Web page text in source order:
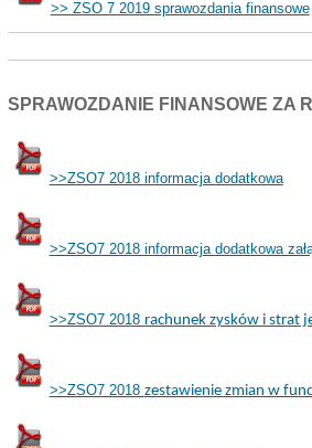
>> ZSO 7 2019 sprawozdania finansowe
SPRAWOZDANIE FINANSOWE ZA
>>ZSO7 2018 informacja dodatkowa
>>ZSO7 2018 informacja dodatkowa
>>ZSO7 2018 rachunek zysków i strat
>>ZSO7 2018 zestawienie zmian w